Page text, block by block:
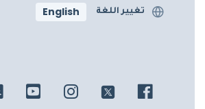
تغيير اللغة English